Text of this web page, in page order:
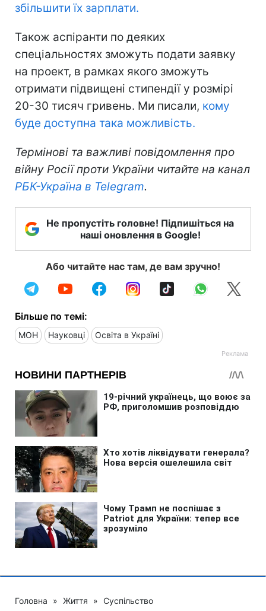
збільшити їх зарплати.
Також аспіранти по деяких
спеціальностях зможуть подати заявку
на проект, в рамках якого зможуть
отримати підвищені стипендії у розмірі
20-30 тисяч гривень. Ми писали, кому
буде доступна така можливість.
Термінові та важливі повідомлення про
війну Росії проти України читайте на канал
РБК-Україна в Telegram.
Не пропустіть головне! Підпишіться на
наші оновлення в Google!
Або читайте нас там, де вам зручно!
Більше по темі:
МОН Науковці Освіта в Україні
Головна » Життя » Суспільство